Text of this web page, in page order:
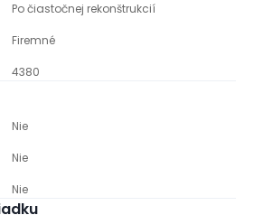
Po čiastočnej rekonštrukcií
Firemné
4380
Nie
Nie
Nie